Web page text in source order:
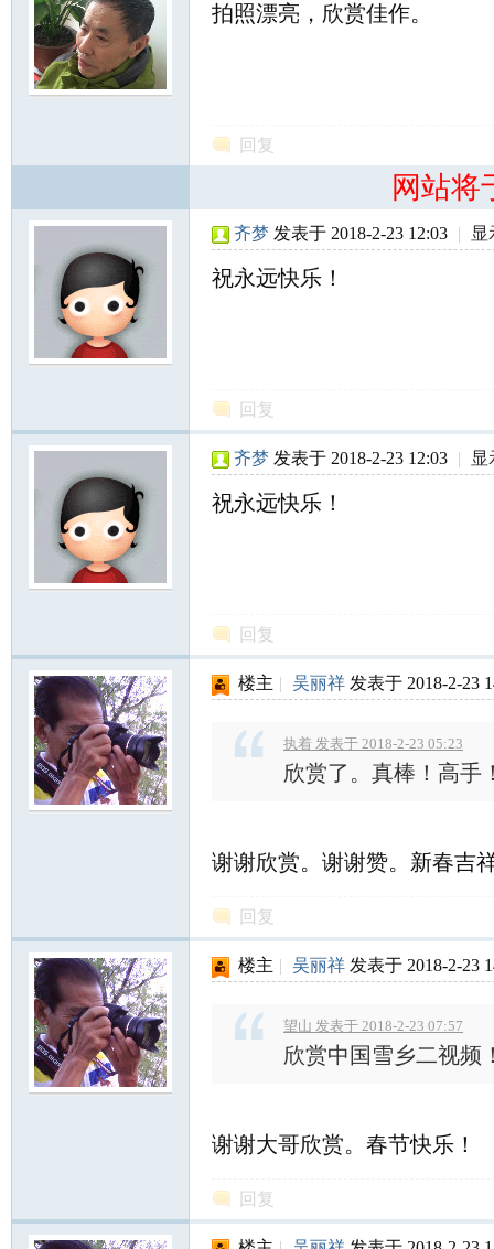
拍照漂亮，欣赏佳作。
回复
网站将
齐梦 发表于 2018-2-23 12:03 | 显
祝永远快乐！
回复
齐梦 发表于 2018-2-23 12:03 | 显
祝永远快乐！
回复
楼主 | 吴丽祥 发表于 2018-2-23
执着 发表于 2018-2-23 05:23
欣赏了。真棒！高手
谢谢欣赏。谢谢赞。新春吉
回复
楼主 | 吴丽祥 发表于 2018-2-23
望山 发表于 2018-2-23 07:57
欣赏中国雪乡二视频
谢谢大哥欣赏。春节快乐！
回复